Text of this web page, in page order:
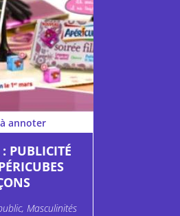
annoter
PUBLICITÉ
Masculinités